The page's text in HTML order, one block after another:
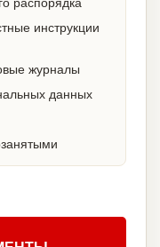
инструкции
журналы
данных